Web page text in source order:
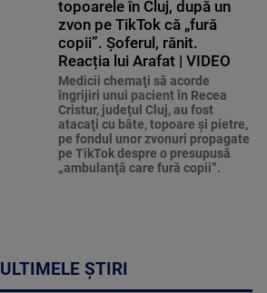
topoarele în Cluj, după un
zvon pe TikTok că „fură
copii”. Șoferul, rănit.
Reacția lui Arafat | VIDEO
Medicii chemaţi să acorde
îngrijiri unui pacient în Recea
Cristur, judeţul Cluj, au fost
atacaţi cu bâte, topoare şi pietre,
pe fondul unor zvonuri propagate
pe TikTok despre o presupusă
„ambulanţă care fură copii”.
ULTIMELE ȘTIRI